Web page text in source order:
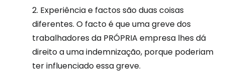
2. Experiência e factos são duas coisas
diferentes. O facto é que uma greve dos
trabalhadores da PRÓPRIA empresa lhes dá
direito a uma indemnização, porque poderiam
ter influenciado essa greve.